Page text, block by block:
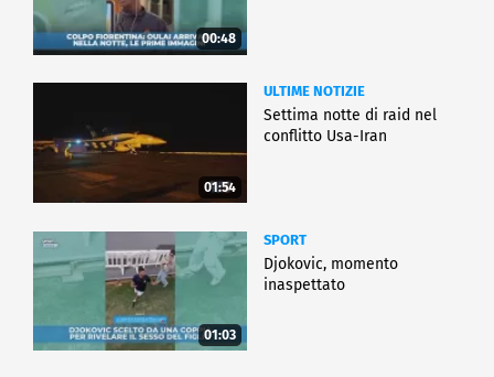
00:48
01:54
ULTIME NOTIZIE
Settima notte di raid nel
conflitto Usa-Iran
01:03
SPORT
Djokovic, momento
inaspettato